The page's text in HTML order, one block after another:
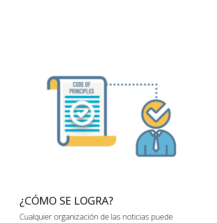
¿CÓMO SE LOGRA?
Cualquier organización de las noticias puede